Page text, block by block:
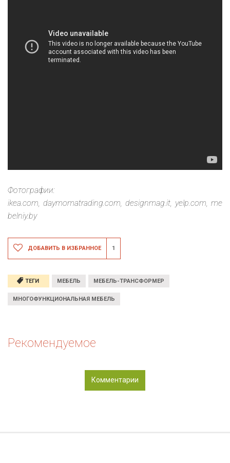
Фотографии:
ikea.com, daymomatrading.com, designmag.it, yelp.com, me
belniy.by
ДОБАВИТЬ В ИЗБРАННОЕ 1
ТЕГИ МЕБЕЛЬ МЕБЕЛЬ-ТРАНСФОРМЕР
МНОГОФУНКЦИОНАЛЬНАЯ МЕБЕЛЬ
Рекомендуемое
Комментарии